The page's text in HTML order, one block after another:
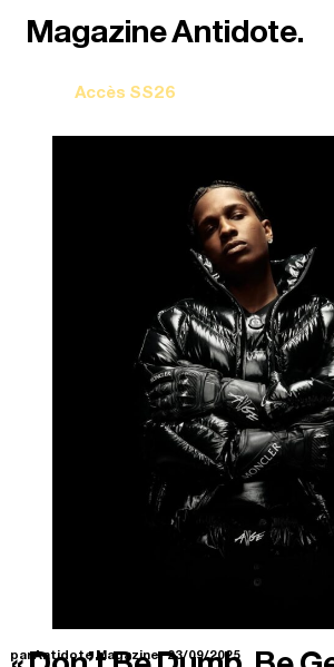
par Antidote Magazine. 23/09/2025